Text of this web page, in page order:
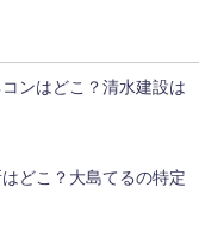
ンはどこ？清水建設は
どこ？大島てるの特定